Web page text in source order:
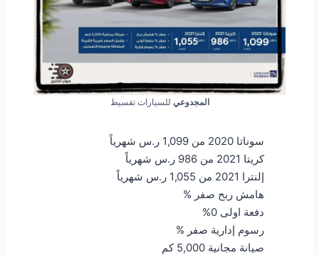
المجدوعي للسيارات تقسيط
سوناتا 2020 من 1,099 ر.س شهرياً
كريتا 2021 من 986 ر.س شهرياً
إلنترا 2021 من 1,055 ر.س شهرياً
هامش ربح صفر %
دفعة اولى 0%
رسوم إدارية صفر %
صيانة مجانية 5,000 كم